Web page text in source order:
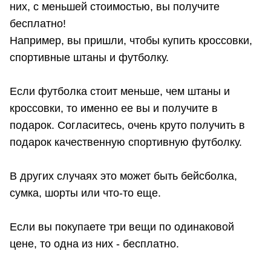
них, с меньшей стоимостью, вы получите
бесплатно!
Например, вы пришли, чтобы купить кроссовки,
спортивные штаны и футболку.
Если футболка стоит меньше, чем штаны и
кроссовки, то именно ее вы и получите в
подарок. Согласитесь, очень круто получить в
подарок качественную спортивную футболку.
В других случаях это может быть бейсболка,
сумка, шорты или что-то еще.
Если вы покупаете три вещи по одинаковой
цене, то одна из них - бесплатно.